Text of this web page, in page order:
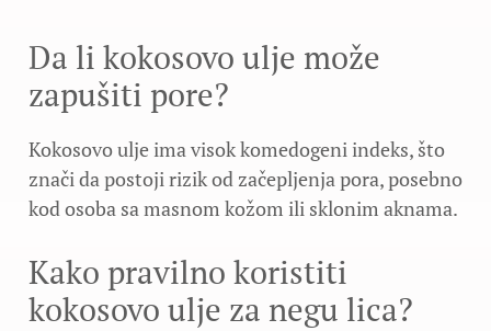
Da li kokosovo ulje može
zapušiti pore?
Kokosovo ulje ima visok komedogeni indeks, što
znači da postoji rizik od začepljenja pora, posebno
kod osoba sa masnom kožom ili sklonim aknama.
Kako pravilno koristiti
kokosovo ulje za negu lica?